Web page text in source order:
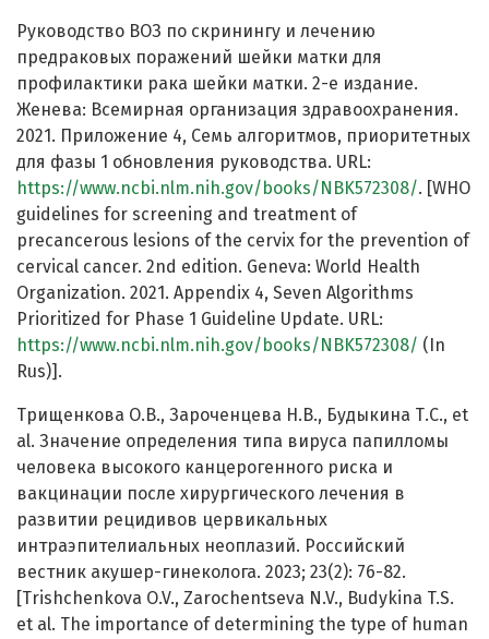
Руководство ВОЗ по скринингу и лечению
предраковых поражений шейки матки для
профилактики рака шейки матки. 2-е издание.
Женева: Всемирная организация здравоохранения.
2021. Приложение 4, Семь алгоритмов, приоритетных
для фазы 1 обновления руководства. URL:
https://www.ncbi.nlm.nih.gov/books/NBK572308/. [WHO
guidelines for screening and treatment of
precancerous lesions of the cervix for the prevention of
cervical cancer. 2nd edition. Geneva: World Health
Organization. 2021. Appendix 4, Seven Algorithms
Prioritized for Phase 1 Guideline Update. URL:
https://www.ncbi.nlm.nih.gov/books/NBK572308/ (In
Rus)].
Трищенкова О.В., Зароченцева Н.В., Будыкина Т.С., et
al. Значение определения типа вируса папилломы
человека высокого канцерогенного риска и
вакцинации после хирургического лечения в
развитии рецидивов цервикальных
интраэпителиальных неоплазий. Российский
вестник акушер-гинеколога. 2023; 23(2): 76-82.
[Trishchenkova O.V., Zarochentseva N.V., Budykina T.S.
et al. The importance of determining the type of human